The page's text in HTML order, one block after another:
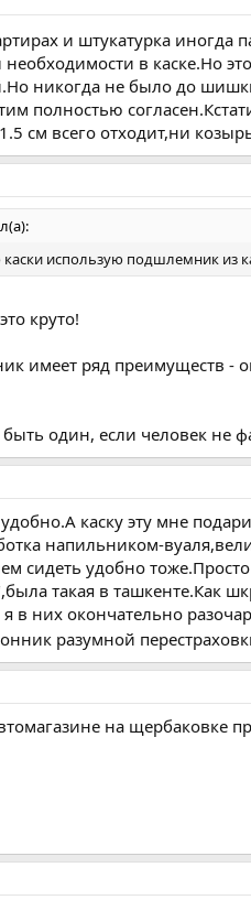
и штукатурка иногда
необходимости в каске.Но
никогда не было до
полностью
см всего отходит,ни
каски использую подшлемник из
круто!
имеет ряд преимуществ -
один, если человек не
каску эту мне
напильником-
сидеть удобно
такая в ташкенте.Как
в них окончательно
разумной
на щербаковке